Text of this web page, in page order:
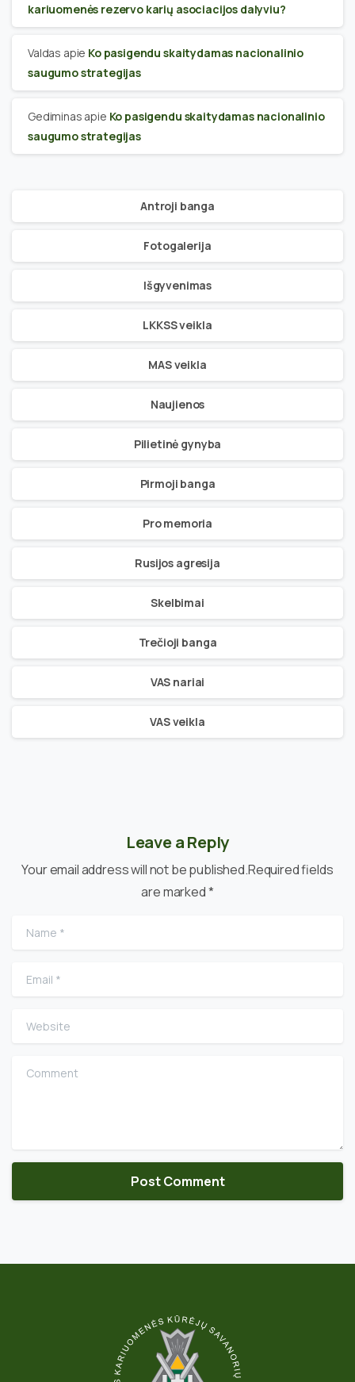
kariuomenės rezervo karių asociacijos dalyviu?
Valdas apie Ko pasigendu skaitydamas nacionalinio
saugumo strategijas
Gediminas apie Ko pasigendu skaitydamas nacionalinio
saugumo strategijas
Antroji banga
Fotogalerija
Išgyvenimas
LKKSS veikla
MAS veikla
Naujienos
Pilietinė gynyba
Pirmoji banga
Pro memoria
Rusijos agresija
Skelbimai
Trečioji banga
VAS nariai
VAS veikla
Leave a Reply
Your email address will not be published.Required fields
are marked *
Name
Email
Website
Comment